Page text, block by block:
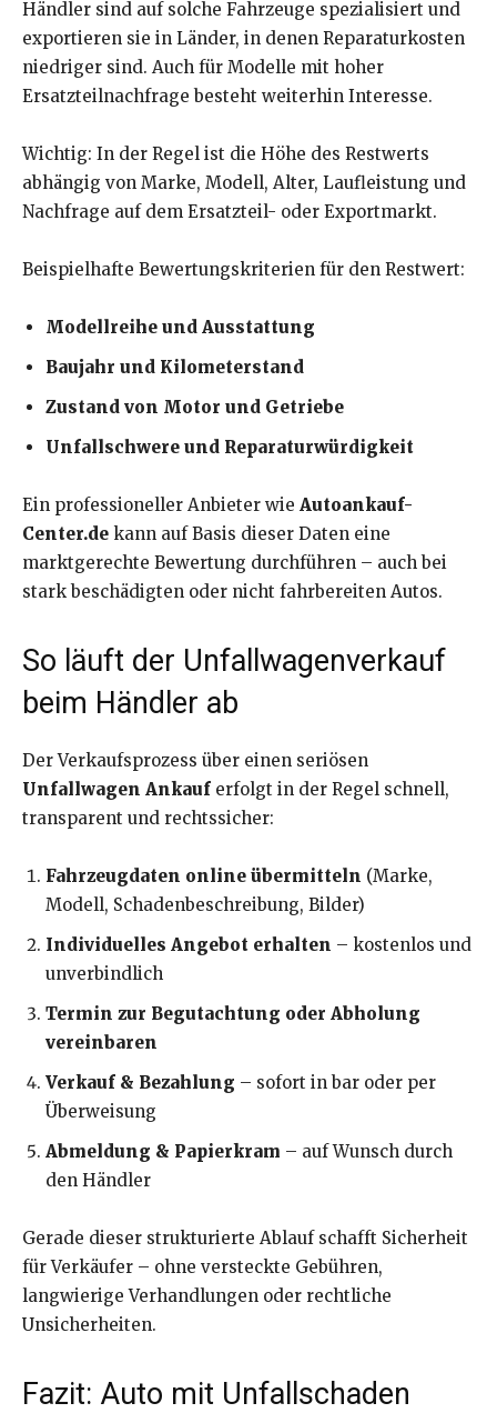
Händler sind auf solche Fahrzeuge spezialisiert und
exportieren sie in Länder, in denen Reparaturkosten
niedriger sind. Auch für Modelle mit hoher
Ersatzteilnachfrage besteht weiterhin Interesse.
Wichtig: In der Regel ist die Höhe des Restwerts
abhängig von Marke, Modell, Alter, Laufleistung und
Nachfrage auf dem Ersatzteil- oder Exportmarkt.
Beispielhafte Bewertungskriterien für den Restwert:
Modellreihe und Ausstattung
Baujahr und Kilometerstand
Zustand von Motor und Getriebe
Unfallschwere und Reparaturwürdigkeit
Ein professioneller Anbieter wie Autoankauf-
Center.de kann auf Basis dieser Daten eine
marktgerechte Bewertung durchführen – auch bei
stark beschädigten oder nicht fahrbereiten Autos.
So läuft der Unfallwagenverkauf
beim Händler ab
Der Verkaufsprozess über einen seriösen
Unfallwagen Ankauf erfolgt in der Regel schnell,
transparent und rechtssicher:
Fahrzeugdaten online übermitteln (Marke,
Modell, Schadenbeschreibung, Bilder)
Individuelles Angebot erhalten – kostenlos und
unverbindlich
Termin zur Begutachtung oder Abholung
vereinbaren
Verkauf & Bezahlung – sofort in bar oder per
Überweisung
Abmeldung & Papierkram – auf Wunsch durch
den Händler
Gerade dieser strukturierte Ablauf schafft Sicherheit
für Verkäufer – ohne versteckte Gebühren,
langwierige Verhandlungen oder rechtliche
Unsicherheiten.
Fazit: Auto mit Unfallschaden